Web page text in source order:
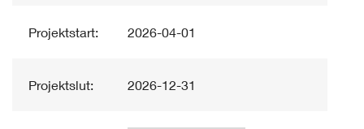
Projektstart: 2026-04-01
Projektslut: 2026-12-31